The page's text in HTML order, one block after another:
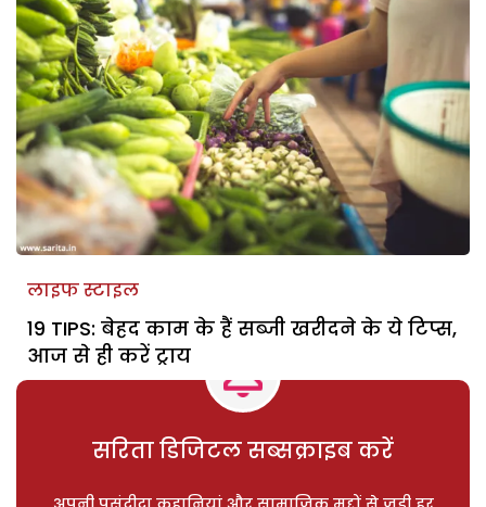
लाइफ स्टाइल
19 TIPS: बेहद काम के हैं सब्जी खरीदने के ये टिप्स,
आज से ही करें ट्राय
सरिता डिजिटल सब्सक्राइब करें